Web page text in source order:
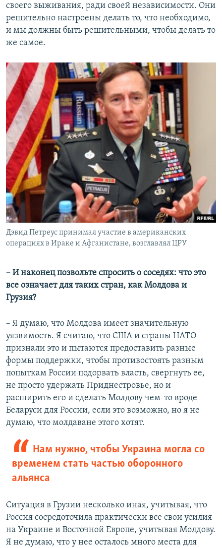
своего выживания, ради своей независимости. Они
решительно настроены делать то, что необходимо,
и мы должны быть решительными, чтобы делать то
же самое.
Дэвид Петреус принимал участие в американских
операциях в Ираке и Афганистане, возглавлял ЦРУ
– И наконец позвольте спросить о соседях: что это
все означает для таких стран, как Молдова и
Грузия?
– Я думаю, что Молдова имеет значительную
уязвимость. Я считаю, что США и страны НАТО
признали это и пытаются предоставить разные
формы поддержки, чтобы противостоять разным
попыткам России подорвать власть, свергнуть ее,
не просто удержать Приднестровье, но и
расширить его и сделать Молдову чем-то вроде
Беларуси для России, если это возможно, но я не
думаю, что молдаване этого хотят.
Нам нужно, чтобы Украина могла со
временем стать частью оборонного
альянса
Ситуация в Грузии несколько иная, учитывая, что
Россия сосредоточила практически все свои усилия
на Украине и Восточной Европе, учитывая Молдову.
Я не думаю, что у нее осталось много места для